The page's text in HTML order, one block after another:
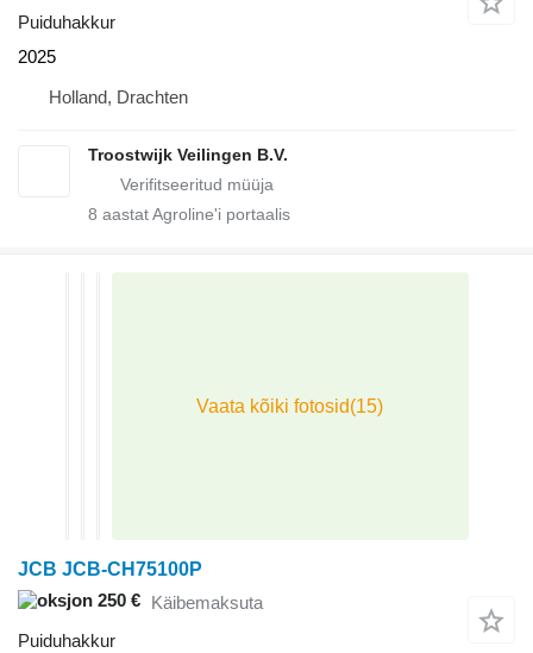
Puiduhakkur
2025
Holland, Drachten
Troostwijk Veilingen B.V.
8 aastat Agroline'i portaalis
JCB JCB-CH75100P
250 € Käibemaksuta
Puiduhakkur